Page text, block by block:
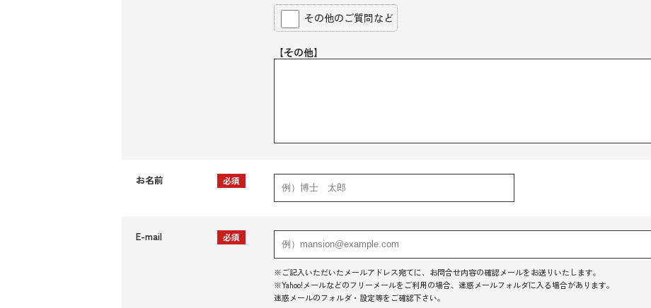
その他のご質問など
【その他】
お名前 必須
E-mail 必須
※ご記入いただいたメールアドレス宛てに、お問合せ内容の確認メールをお送りいたします。
※Yahoo!メールなどのフリーメールをご利用の場合、迷惑メールフォルダに入る場合があります。
迷惑メールのフォルダ・設定等をご確認下さい。